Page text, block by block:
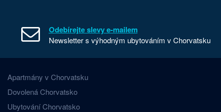
Odebírejte slevy e-mailem
Newsletter s výhodným ubytováním v Chorvatsku
Apartmány v Chorvatsku
Dovolená Chorvatsko
Ubytování Chorvatsko